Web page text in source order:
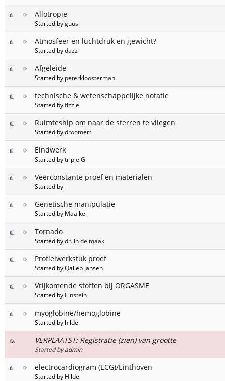
Allotropie
Started byguus
Atmosfeer en luchtdruk en gewicht?
Started bydazz
Afgeleide
Started by peterkloosterman
technische & wetenschappelijke notatie
Started byfizzle
Ruimteship om naar de sterren te vliegen
Started bydroomert
Eindwerk
Started bytriple G
Veerconstante proef en materialen
Started by -
Genetische manipulatie
Started by Maaike
Tornado
Started bydr. in de maak
Profielwerkstuk proef
Started by Qalieb Jansen
Vrijkomende stoffen bij ORGASME
Started by Einstein
myoglobine/hemoglobine
Started by hilde
VERPLAATST: Registratie (zien) van grootte
Started byadmin
electrocardiogram (ECG)/Einthoven
Started by Hilde